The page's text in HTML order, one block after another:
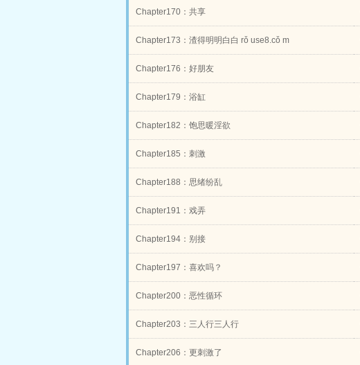
Chapter170：共享
Chapter173：渣得明明白白 rǒ use8.cǒ m
Chapter176：好朋友
Chapter179：浴缸
Chapter182：饱思暖淫欲
Chapter185：刺激
Chapter188：思绪纷乱
Chapter191：戏弄
Chapter194：别接
Chapter197：喜欢吗？
Chapter200：恶性循环
Chapter203：三人行三人行
Chapter206：更刺激了